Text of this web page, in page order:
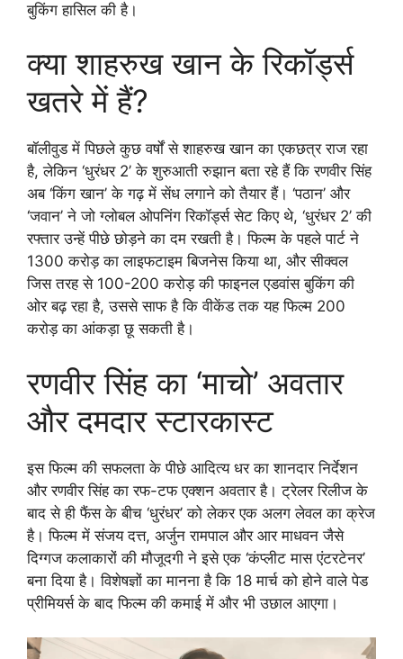
बुकिंग हासिल की है।
क्या शाहरुख खान के रिकॉर्ड्स
खतरे में हैं?
बॉलीवुड में पिछले कुछ वर्षों से शाहरुख खान का एकछत्र राज रहा
है, लेकिन ‘धुरंधर 2’ के शुरुआती रुझान बता रहे हैं कि रणवीर सिंह
अब ‘किंग खान’ के गढ़ में सेंध लगाने को तैयार हैं। ‘पठान’ और
‘जवान’ ने जो ग्लोबल ओपनिंग रिकॉर्ड्स सेट किए थे, ‘धुरंधर 2’ की
रफ्तार उन्हें पीछे छोड़ने का दम रखती है। फिल्म के पहले पार्ट ने
1300 करोड़ का लाइफटाइम बिजनेस किया था, और सीक्वल
जिस तरह से 100-200 करोड़ की फाइनल एडवांस बुकिंग की
ओर बढ़ रहा है, उससे साफ है कि वीकेंड तक यह फिल्म 200
करोड़ का आंकड़ा छू सकती है।
रणवीर सिंह का ‘माचो’ अवतार
और दमदार स्टारकास्ट
इस फिल्म की सफलता के पीछे आदित्य धर का शानदार निर्देशन
और रणवीर सिंह का रफ-टफ एक्शन अवतार है। ट्रेलर रिलीज के
बाद से ही फैंस के बीच ‘धुरंधर’ को लेकर एक अलग लेवल का क्रेज
है। फिल्म में संजय दत्त, अर्जुन रामपाल और आर माधवन जैसे
दिग्गज कलाकारों की मौजूदगी ने इसे एक ‘कंप्लीट मास एंटरटेनर’
बना दिया है। विशेषज्ञों का मानना है कि 18 मार्च को होने वाले पेड
प्रीमियर्स के बाद फिल्म की कमाई में और भी उछाल आएगा।